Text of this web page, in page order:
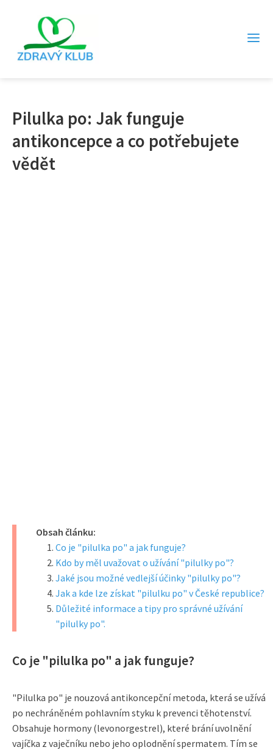
Pilulka po: Jak funguje
antikoncepce a co potřebujete
vědět
Obsah článku:
Co je "pilulka po" a jak funguje?
Kdo by měl uvažovat o užívání "pilulky po"?
Jaké jsou možné vedlejší účinky "pilulky po"?
Jak a kde lze získat "pilulku po" v České republice?
Důležité informace a tipy pro správné užívání
"pilulky po".
Co je "pilulka po" a jak funguje?
"Pilulka po" je nouzová antikoncepční metoda, která se užívá
po nechráněném pohlavním styku k prevenci těhotenství.
Obsahuje hormony (levonorgestrel), které brání uvolnění
vajíčka z vaječníku nebo jeho oplodnění spermatem. Tím se